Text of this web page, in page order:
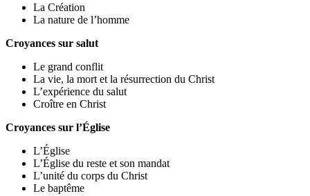
La Création
La nature de l’homme
Croyances sur salut
Le grand conflit
La vie, la mort et la résurrection du Christ
L’expérience du salut
Croître en Christ
Croyances sur l’Église
L’Église
L’Église du reste et son mandat
L’unité du corps du Christ
Le baptême